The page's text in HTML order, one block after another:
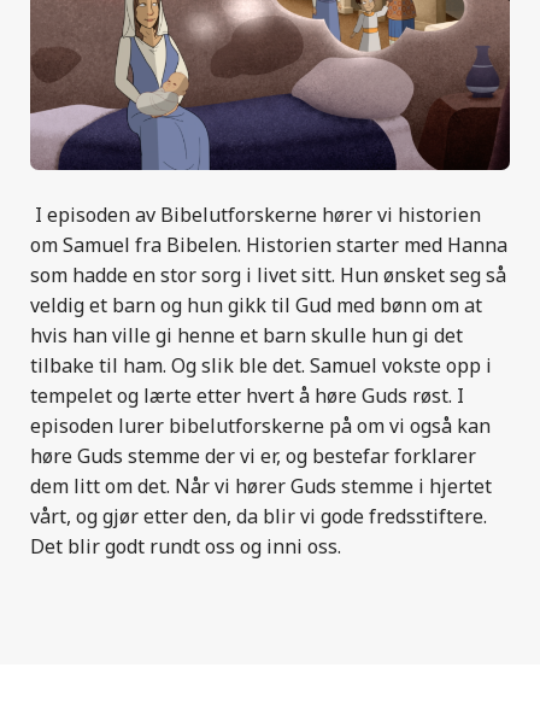
I episoden av Bibelutforskerne hører vi historien
om Samuel fra Bibelen. Historien starter med Hanna
som hadde en stor sorg i livet sitt. Hun ønsket seg så
veldig et barn og hun gikk til Gud med bønn om at
hvis han ville gi henne et barn skulle hun gi det
tilbake til ham. Og slik ble det. Samuel vokste opp i
tempelet og lærte etter hvert å høre Guds røst. I
episoden lurer bibelutforskerne på om vi også kan
høre Guds stemme der vi er, og bestefar forklarer
dem litt om det. Når vi hører Guds stemme i hjertet
vårt, og gjør etter den, da blir vi gode fredsstiftere.
Det blir godt rundt oss og inni oss.